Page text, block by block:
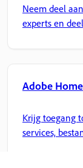
Neem deel
experts en
Adobe Home
Krijg toegang
services,